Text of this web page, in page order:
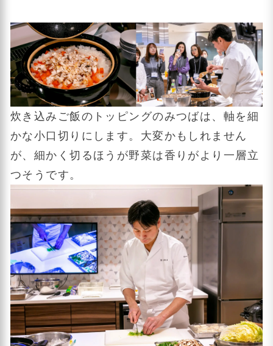
炊き込みご飯のトッピングのみつばは、軸を細
かな小口切りにします。大変かもしれません
が、細かく切るほうが野菜は香りがより一層立
つそうです。